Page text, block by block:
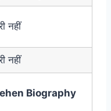
नहीं
नहीं
Biography